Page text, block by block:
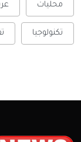
محليات
تكنولوجيا